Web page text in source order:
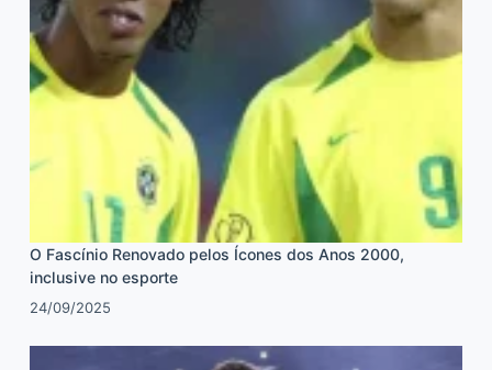
O Fascínio Renovado pelos Ícones dos Anos 2000,
inclusive no esporte
24/09/2025